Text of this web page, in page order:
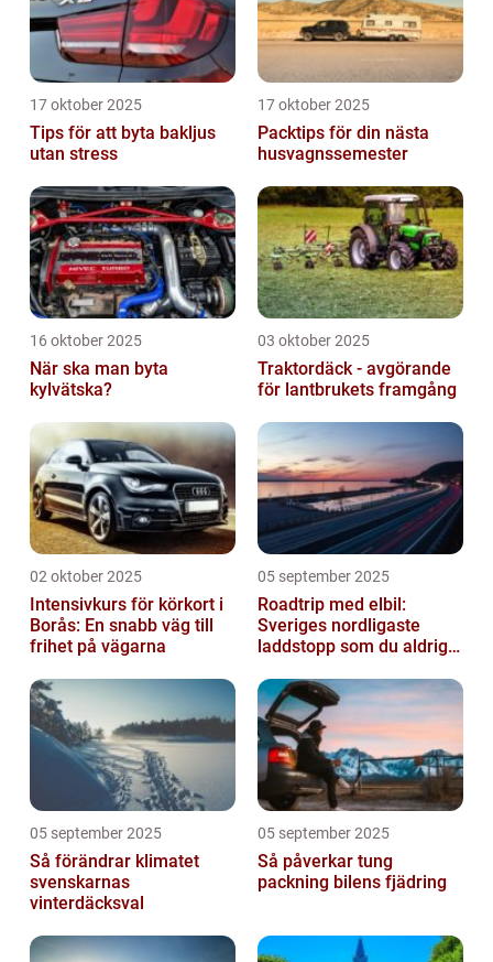
17 oktober 2025
Tips för att byta bakljus
utan stress
17 oktober 2025
Packtips för din nästa
husvagnssemester
16 oktober 2025
När ska man byta
kylvätska?
03 oktober 2025
Traktordäck - avgörande
för lantbrukets framgång
02 oktober 2025
Intensivkurs för körkort i
Borås: En snabb väg till
frihet på vägarna
05 september 2025
Roadtrip med elbil:
Sveriges nordligaste
laddstopp som du aldrig
05 september 2025
Så förändrar klimatet
svenskarnas
vinterdäcksval
05 september 2025
Så påverkar tung
packning bilens fjädring